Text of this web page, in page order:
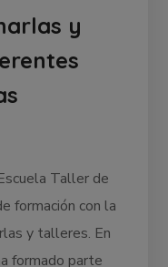
y
Taller de
formación con la
y talleres. En
formado parte